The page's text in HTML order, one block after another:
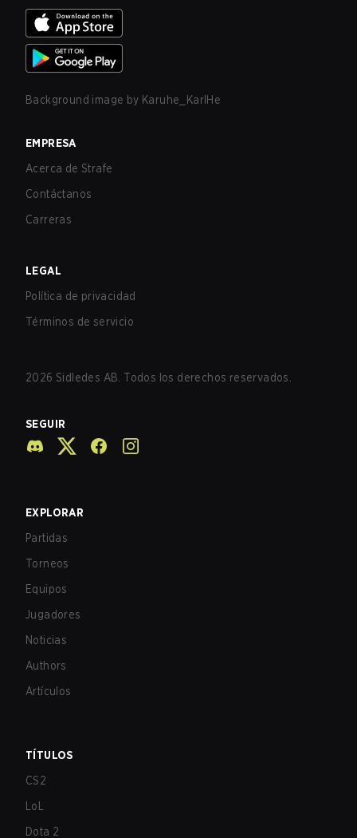
Background image by Karuhe_KarlHe
EMPRESA
Acerca de Strafe
Contáctanos
Carreras
LEGAL
Política de privacidad
Términos de servicio
2026 Sidledes AB. Todos los derechos reservados.
SEGUIR
EXPLORAR
Partidas
Torneos
Equipos
Jugadores
Noticias
Authors
Artículos
TÍTULOS
CS2
LoL
Dota 2